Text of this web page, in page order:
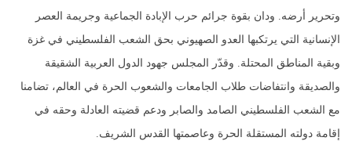
وتحرير أرضه. ودان بقوة جرائم حرب الإبادة الجماعية وجريمة العصر
الإنسانية التي يرتكبها العدو الصهيوني بحق الشعب الفلسطيني في غزة
وبقية المناطق المحتلة. وقدّر المجلس جهود الدول العربية الشقيقة
والصديقة وانتفاضات طلاب الجامعات والشعوب الحرة في العالم، تضامنا
مع الشعب الفلسطيني الصامد والصابر ودعم قضيته العادلة وحقه في
إقامة دولته المستقلة الحرة وعاصمتها القدس الشريف.